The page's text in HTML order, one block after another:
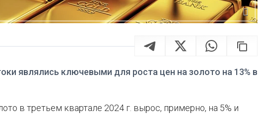
являлись ключевыми для роста цен на золото на 13% в
в третьем квартале 2024 г. вырос, примерно, на 5% и